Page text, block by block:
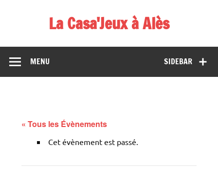
La Casa'Jeux à Alès
démos et de tournois
SIDEBAR
MENU
« Tous les Évènements
Cet évènement est passé.